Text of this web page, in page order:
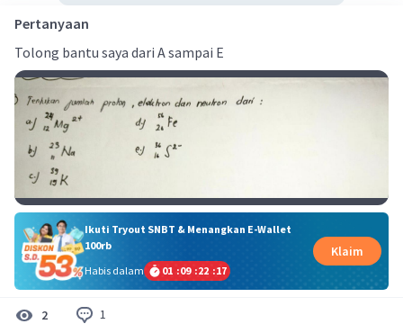
Pertanyaan
Tolong bantu saya dari A sampai E
Ikuti Tryout SNBT & Menangkan E-Wallet
100rb
Habis dalam
01 :09 :22 :17
Klaim
2 1